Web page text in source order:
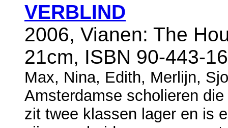
VERBLIND
2006, Vianen: The
21cm, ISBN 90-443-
Max, Nina, Edith, Merlijn,
Amsterdamse scholieren
zit twee klassen lager en is